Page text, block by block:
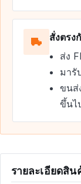
สั่งตรง
ส่ง
มารั
ขนส่
ขึ้นไ
รายละเอียดสิน